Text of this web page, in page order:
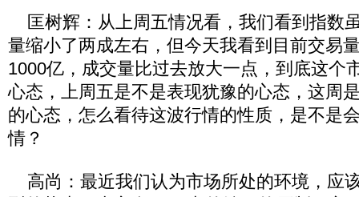
匡树辉：从上周五情况看，我们看到指数
量缩小了两成左右，但今天我看到目前交易
1000亿，成交量比过去放大一点，到底这个
心态，上周五是不是表现犹豫的心态，这周
的心态，怎么看待这波行情的性质，是不是
情？
高尚：最近我们认为市场所处的环境，应